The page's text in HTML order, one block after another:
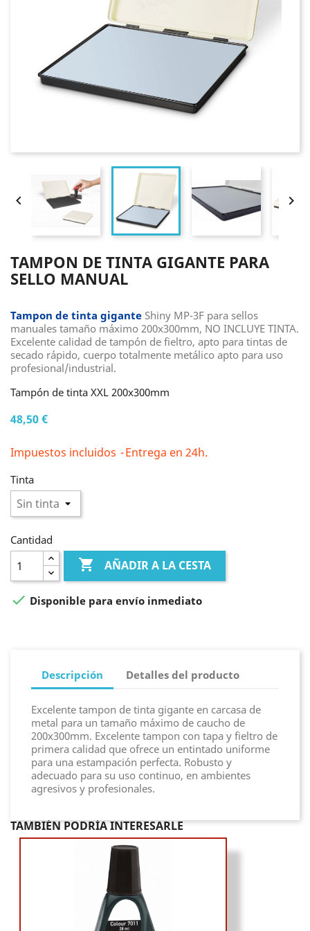
 
TAMPON DE TINTA GIGANTE PARA
SELLO MANUAL
Tampon de tinta gigante Shiny MP-3F para sellos
manuales tamaño máximo 200x300mm, NO INCLUYE TINTA.
Excelente calidad de tampón de fieltro, apto para tintas de
secado rápido, cuerpo totalmente metálico apto para uso
profesional/industrial.
Tampón de tinta XXL 200x300mm
48,50 €
Impuestos incluidos Entrega en 24h.
Tinta
Cantidad
 AÑADIR A LA CESTA
 Disponible para envío inmediato
Descripción Detalles del producto
Excelente tampon de tinta gigante en carcasa de
metal para un tamaño máximo de caucho de
200x300mm. Excelente tampon con tapa y fieltro de
primera calidad que ofrece un entintado uniforme
para una estampación perfecta. Robusto y
adecuado para su uso continuo, en ambientes
agresivos y profesionales.
TAMBIÉN PODRÍA INTERESARLE